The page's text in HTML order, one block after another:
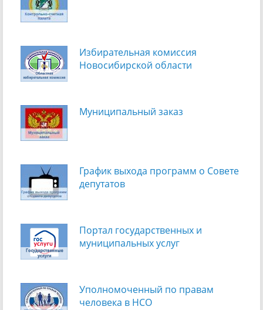
Избирательная комиссия
Новосибирской области
Муниципальный заказ
График выхода программ о Cовете
депутатов
Портал государственных и
муниципальных услуг
Уполномоченный по правам
человека в НСО